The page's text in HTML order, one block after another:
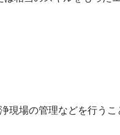
現場の管理などを行うこ